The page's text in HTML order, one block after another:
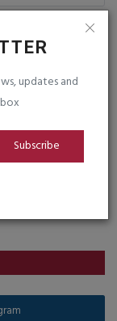
updates and
Subscribe